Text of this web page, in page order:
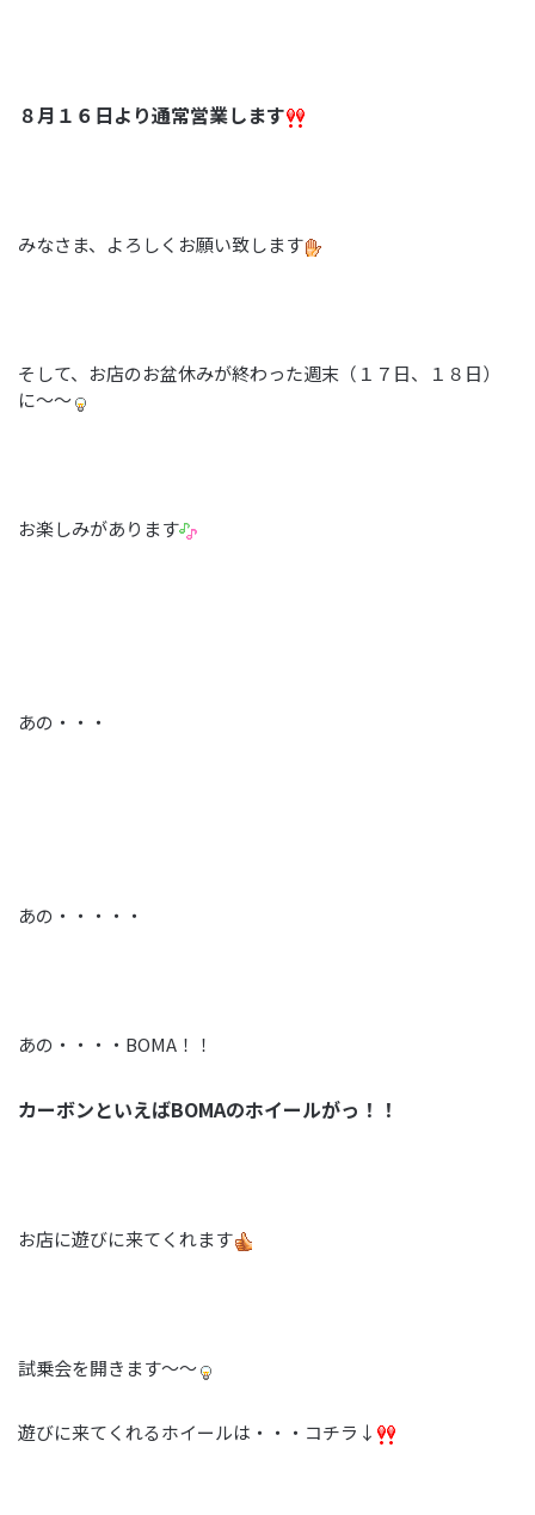
８月１６日より通常営業します
みなさま、よろしくお願い致します
そして、お店のお盆休みが終わった週末（１７日、１８日）
に～～
お楽しみがあります
あの・・・
あの・・・・・
あの・・・・BOMA！！
カーボンといえばBOMAのホイールがっ！！
お店に遊びに来てくれます
試乗会を開きます～～
遊びに来てくれるホイールは・・・コチラ↓